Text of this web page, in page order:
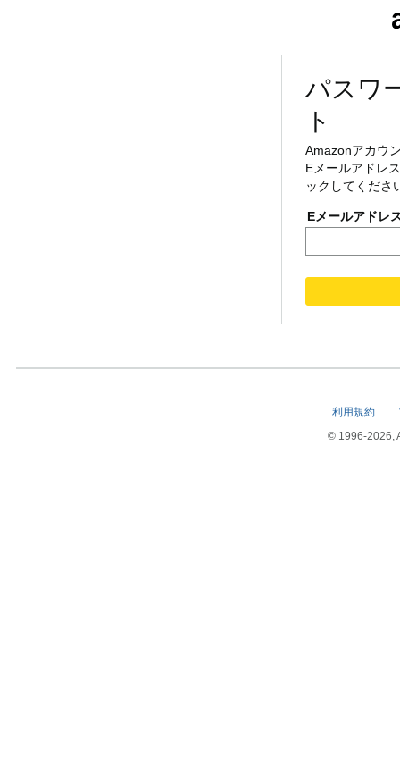
パスワ
ト
Amazonアカウ
Eメールアドレ
ックしてくださ
Eメールアドレ
利用規約
© 1996-2026,